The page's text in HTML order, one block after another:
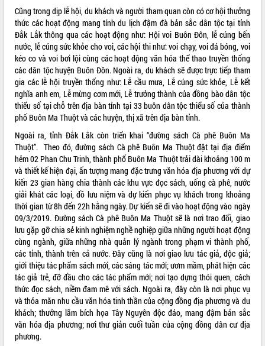
Tiến
Gặp mặt các cơ quan báo chí nhân Kỷ
niệm 101 năm Ngày Báo chí Cách
mạng Việt Nam
Đắk Lắk sơ kết 4 năm triển khai thực
hiện Đề án 06 của Chính phủ
Họp báo thông tin về Hội nghị Công bố
Quy hoạch và Xúc tiến đầu tư tỉnh Đắk
Lắk
Khơi thông điểm nghẽn, đẩy nhanh
giải ngân vốn khắc phục thiên tai
HĐND tỉnh thông qua điều chỉnh Quy
hoạch tỉnh thời kỳ 2021-2030
Hội thảo góp ý hồ sơ điều chỉnh quy
hoạch tỉnh Đắk Lắk thời kỳ 2021-2030,
tầm nhìn đến năm 2050
Nâng cao hiệu quả hoạt động của các
doanh nghiệp nhà nước
Hội nghị triển khai kết nối mạng
truyền số liệu chuyên dùng phục vụ cơ
quan Đảng, Nhà nước
Lễ phát động chuỗi hoạt động chung
tay làm sạch môi trường
Xã Ea Kar bước chuyển mình trong
công tác cải cách hành chính mô hình
mới
Cũng trong dịp lễ hội, du khách và người tham quan còn có cơ hội thưởng
thức các hoạt động mang tính du lịch đậm đà bản sắc dân tộc tại tỉnh
Đắk Lắk thông qua các hoạt động như: Hội voi Buôn Đôn, lễ cúng bến
nước, lễ cúng sức khỏe cho voi, các hội thi như: voi chạy, voi đá bóng, voi
kéo co và voi bơi lội cùng các hoạt động văn hóa thể thao truyền thống
các dân tộc huyện Buôn Đôn. Ngoài ra, du khách sẽ được trực tiếp tham
gia các lễ hội truyền thống như: Lễ cầu mưa, Lễ cúng sức khỏe, Lễ kết
nghĩa anh em, Lễ mừng cơm mới, Lễ trưởng thành của đồng bào dân tộc
thiểu số tại chỗ trên địa bàn tỉnh tại 33 buôn dân tộc thiểu số của thành
phố Buôn Ma Thuột và các huyện, thị xã trên địa bàn tỉnh.
Ngoài ra, tỉnh Đắk Lắk còn triển khai “đường sách Cà phê Buôn Ma
Thuột”. Theo đó, đường sách Cà phê Buôn Ma Thuột đặt tại địa điểm
hẻm 02 Phan Chu Trinh, thành phố Buôn Ma Thuột trải dài khoảng 100 m
và thiết kế hiện đại, ấn tượng mang đặc trưng văn hóa địa phương với dự
kiến 23 gian hàng chia thành các khu vực đọc sách, uống cà phê, nước
giải khát các loại, đồ lưu niệm và dự kiến phục vụ khách trong khoảng
thời gian từ 8h đến 22h hằng ngày. Dự kiến sẽ đi vào hoạt động vào ngày
09/3/2019. Đường sách Cà phê Buôn Ma Thuột sẽ là nơi trao đổi, giao
lưu gặp gỡ chia sẻ kinh nghiệm nghề nghiệp giữa những người hoạt động
cùng ngành, giữa những nhà quản lý ngành trong phạm vi thành phố,
các tỉnh, thành trên cả nước. Đây cũng là nơi giao lưu tác giả, độc giả;
giới thiệu tác phẩm sách mới, các sáng tác mới; ươm mầm, phát hiện các
tác giả trẻ, đỡ đầu cho các tác phẩm mới; nơi tạo dựng thói quen, cách
thức đọc sách, niềm đam mê với sách. Ngoài ra, đây còn là nơi phục vụ
và thỏa mãn nhu cầu văn hóa tinh thần của cộng đồng địa phương và du
khách; thưởng lãm bích họa Tây Nguyên độc đáo, mang đậm bản sắc
văn hóa địa phương; nơi thư giản cuối tuần của cộng đồng dân cư địa
phương.